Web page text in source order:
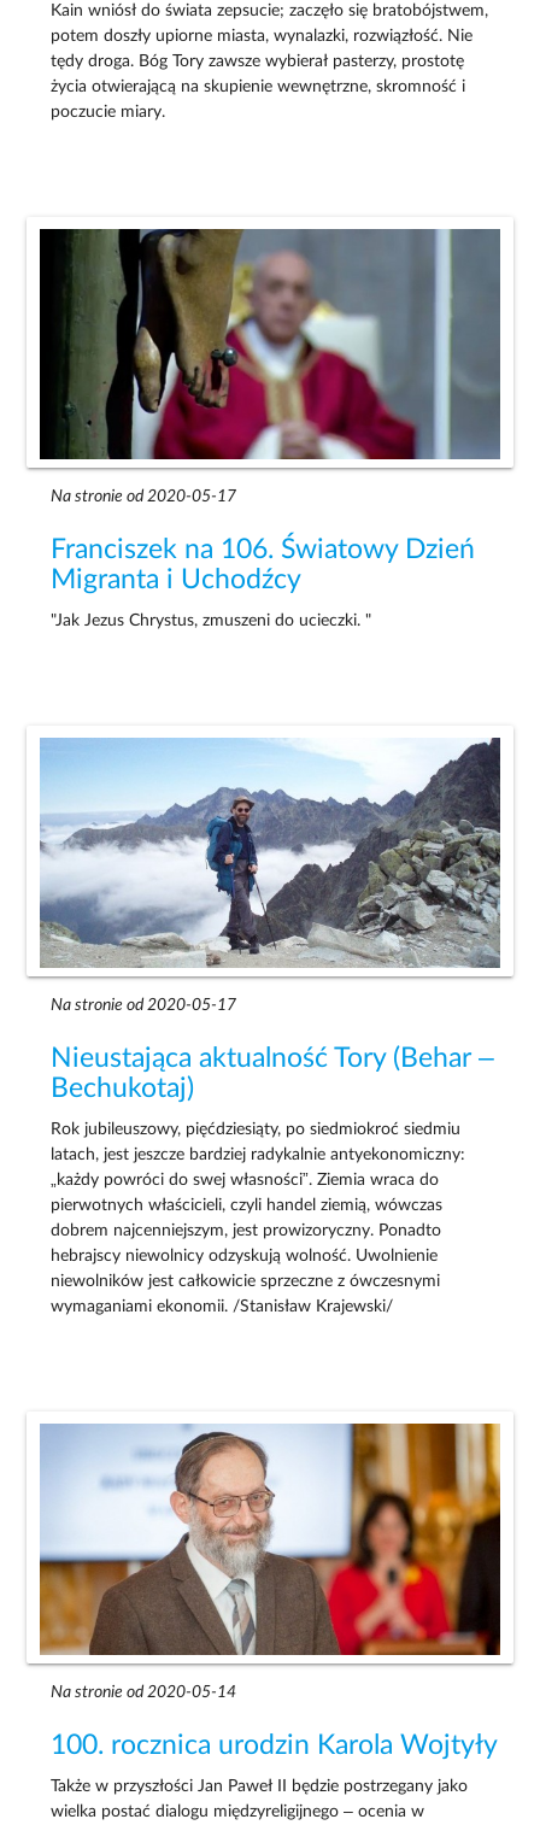
Kain wniósł do świata zepsucie; zaczęło się bratobójstwem,
potem doszły upiorne miasta, wynalazki, rozwiązłość. Nie
tędy droga. Bóg Tory zawsze wybierał pasterzy, prostotę
życia otwierającą na skupienie wewnętrzne, skromność i
poczucie miary.
Na stronie od 2020-05-17
Franciszek na 106. Światowy Dzień
Migranta i Uchodźcy
"Jak Jezus Chrystus, zmuszeni do ucieczki. "
Na stronie od 2020-05-17
Nieustająca aktualność Tory (Behar –
Bechukotaj)
Rok jubileuszowy, pięćdziesiąty, po siedmiokroć siedmiu
latach, jest jeszcze bardziej radykalnie antyekonomiczny:
„każdy powróci do swej własności”. Ziemia wraca do
pierwotnych właścicieli, czyli handel ziemią, wówczas
dobrem najcenniejszym, jest prowizoryczny. Ponadto
hebrajscy niewolnicy odzyskują wolność. Uwolnienie
niewolników jest całkowicie sprzeczne z ówczesnymi
wymaganiami ekonomii. /Stanisław Krajewski/
Na stronie od 2020-05-14
100. rocznica urodzin Karola Wojtyły
Także w przyszłości Jan Paweł II będzie postrzegany jako
wielka postać dialogu międzyreligijnego – ocenia w